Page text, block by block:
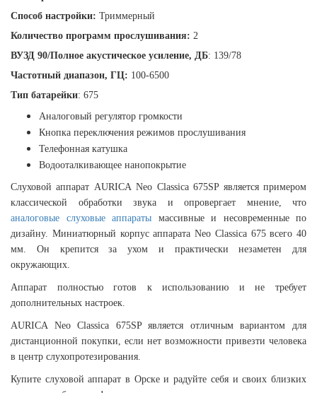
Способ настройки: Триммерный
Количество программ прослушивания: 2
ВУЗД 90/Полное акустическое усиление, ДБ: 139/78
Частотный диапазон, ГЦ: 100-6500
Тип батарейки: 675
Аналоговый регулятор громкости
Кнопка переключения режимов прослушивания
Телефонная катушка
Водооталкивающее нанопокрытие
Слуховой аппарат AURICA Neo Classica 675SP является примером
классической обработки звука и опровергает мнение, что
аналоговые слуховые аппараты массивные и несовременные по
дизайну. Миниатюрный корпус аппарата Neo Classica 675 всего 40
мм. Он крепится за ухом и практически незаметен для
окружающих.
Аппарат полностью готов к использованию и не требует
дополнительных настроек.
AURICA Neo Classica 675SP является отличным вариантом для
дистанционной покупки, если нет возможности привезти человека
в центр слухопротезирования.
Купите слуховой аппарат в Орске и радуйте себя и своих близких